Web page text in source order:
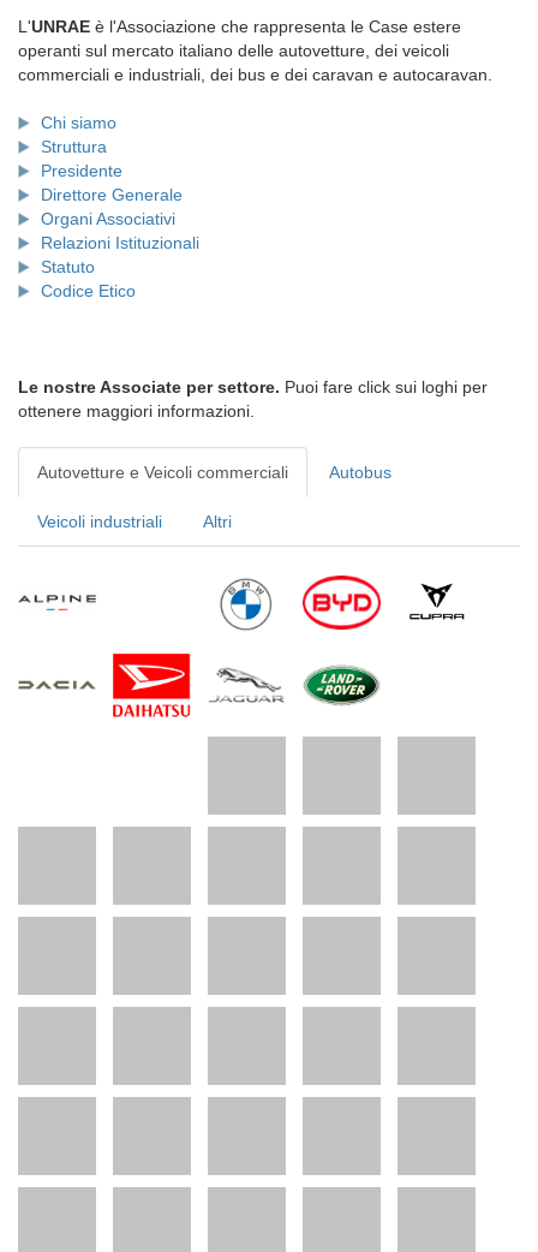
L'UNRAE è l'Associazione che rappresenta le Case estere
operanti sul mercato italiano delle autovetture, dei veicoli
commerciali e industriali, dei bus e dei caravan e autocaravan.
Chi siamo
Struttura
Presidente
Direttore Generale
Organi Associativi
Relazioni Istituzionali
Statuto
Codice Etico
Le nostre Associate per settore. Puoi fare click sui loghi per
ottenere maggiori informazioni.
Autovetture e Veicoli commerciali Autobus
Veicoli industriali Altri